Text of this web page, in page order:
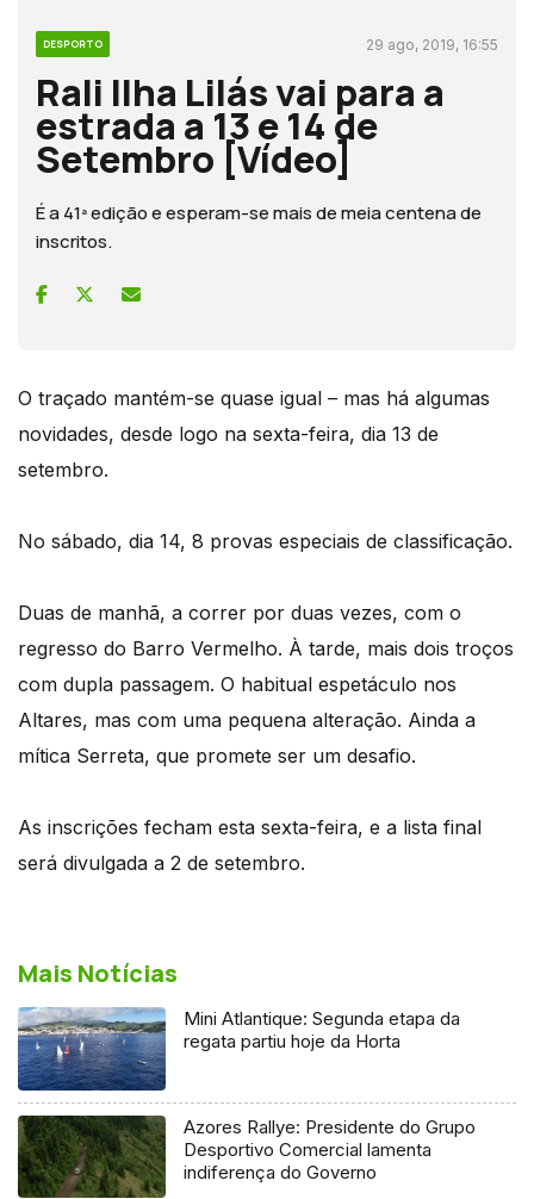
DESPORTO 29 ago, 2019, 16:55
Rali Ilha Lilás vai para a
estrada a 13 e 14 de
Setembro [Vídeo]
É a 41ª edição e esperam-se mais de meia centena de
inscritos.
O traçado mantém-se quase igual – mas há algumas
novidades, desde logo na sexta-feira, dia 13 de
setembro.
No sábado, dia 14, 8 provas especiais de classificação.
Duas de manhã, a correr por duas vezes, com o
regresso do Barro Vermelho. À tarde, mais dois troços
com dupla passagem. O habitual espetáculo nos
Altares, mas com uma pequena alteração. Ainda a
mítica Serreta, que promete ser um desafio.
As inscrições fecham esta sexta-feira, e a lista final
será divulgada a 2 de setembro.
Mais Notícias
Mini Atlantique: Segunda etapa da
regata partiu hoje da Horta
Azores Rallye: Presidente do Grupo
Desportivo Comercial lamenta
indiferença do Governo